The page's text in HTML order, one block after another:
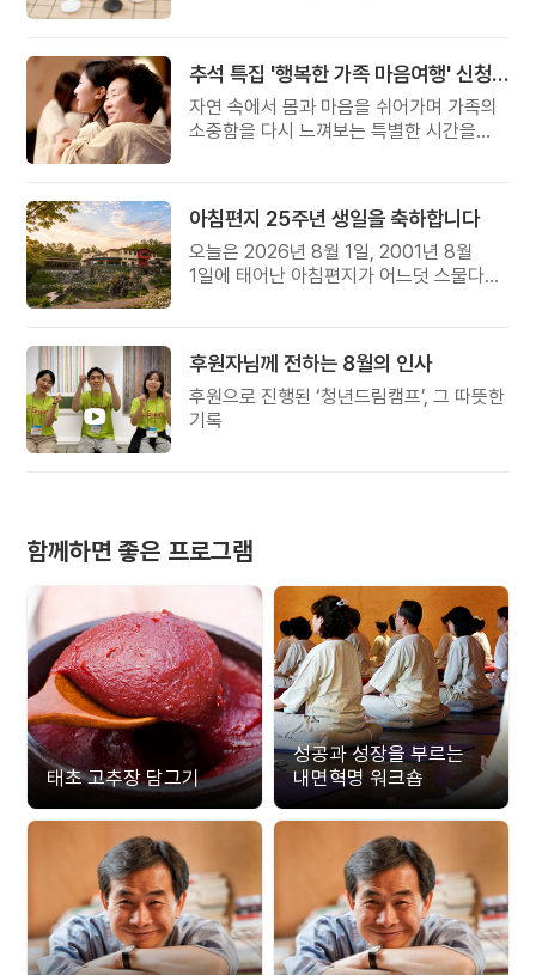
추석 특집 '행복한 가족 마음여행' 신청 안내
자연 속에서 몸과 마음을 쉬어가며 가족의
소중함을 다시 느껴보는 특별한 시간을
아침편지 25주년 생일을 축하합니다
오늘은 2026년 8월 1일, 2001년 8월
1일에 태어난 아침편지가 어느덧 스물다섯
후원자님께 전하는 8월의 인사
후원으로 진행된 ‘청년드림캠프’, 그 따뜻한
기록
함께하면 좋은 프로그램
태초 고추장 담그기
성공과 성장을 부르는
내면혁명 워크숍